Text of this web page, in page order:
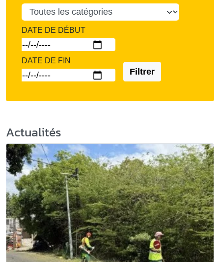
DATE DE DÉBUT
DATE DE FIN
Filtrer
Actualités